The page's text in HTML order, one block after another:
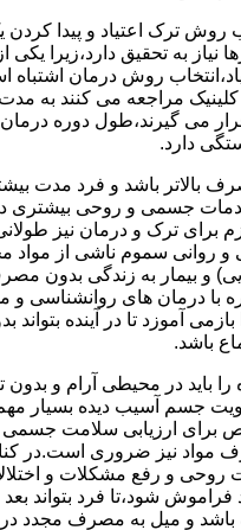
روش ترک اعتیاد و پیدا
نیاز به تحقیق دارد،زیرا
روش درمان اشتباه
کلینیک مراجعه می کنند به
می گیرند،طول دوره
دارد.
بالاتر باشد و فرد مدت
جسمی و روحی بیشتری
برای ترک و درمان نیز
روانی سموم ناشی از مواد
و بیمار به زندگی بدون
با درمان های روانشناسی
آموزد تا در آینده بتواند
باشد.
را باید در محیطی آرام و
جسم آسیب دیده بسیار
ارزیابی سلامت جسمی
مواد نیز ضروری است.در
روحی و رفع مشکلات و
فراموش شود،تا فرد بتواند
و میل به مصرف مجدد در